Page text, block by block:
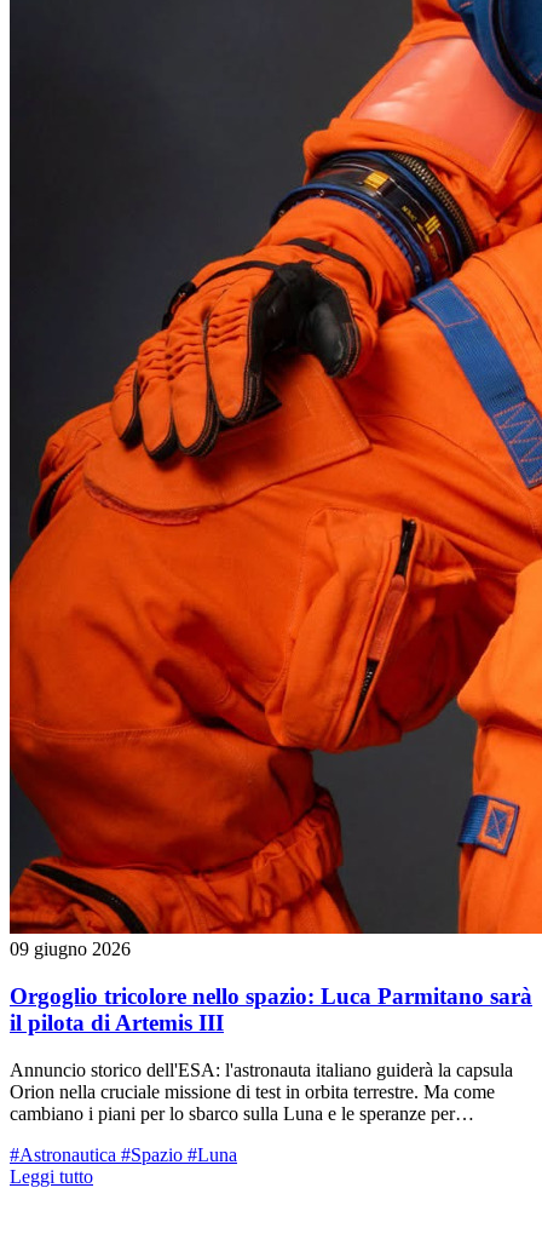
09 giugno 2026
Orgoglio tricolore nello spazio: Luca Parmitano sarà
il pilota di Artemis III
Annuncio storico dell'ESA: l'astronauta italiano guiderà la capsula
Orion nella cruciale missione di test in orbita terrestre. Ma come
cambiano i piani per lo sbarco sulla Luna e le speranze per
#Astronautica #Spazio #Luna
Leggi tutto